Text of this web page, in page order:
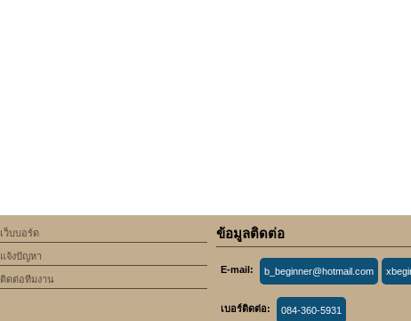
เว็บบอร์ด
แจ้งปัญหา
ติดต่อทีมงาน
ข้อมูลติดต่อ
E-mail: b_beginner@hotmail.com
เบอร์ติดต่อ: 084-360-5931